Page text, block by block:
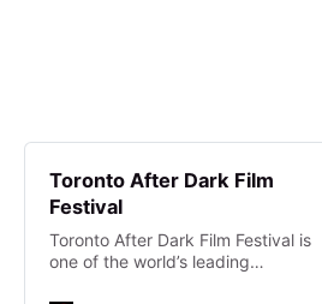
Toronto After Dark Film
Festival
Toronto After Dark Film Festival is
one of the world’s leading